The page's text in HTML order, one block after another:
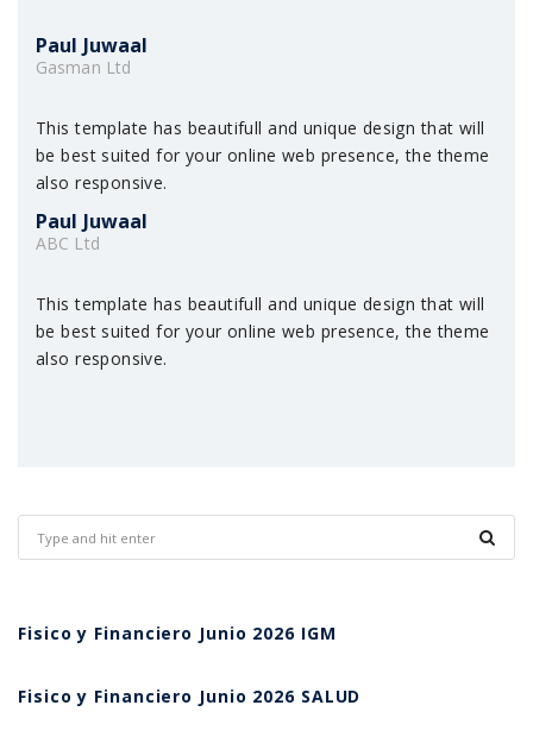
Paul Juwaal
Gasman Ltd
This template has beautifull and unique design that will
be best suited for your online web presence, the theme
also responsive.
Paul Juwaal
ABC Ltd
This template has beautifull and unique design that will
be best suited for your online web presence, the theme
also responsive.
Fisico y Financiero Junio 2026 IGM
Fisico y Financiero Junio 2026 SALUD